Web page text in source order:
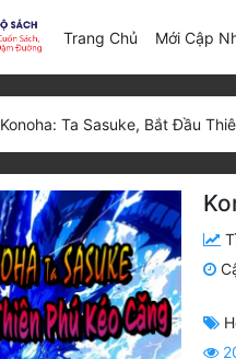
Trang Chủ Mới Cập
Konoha: Ta Sasuke, Bắt Đầu